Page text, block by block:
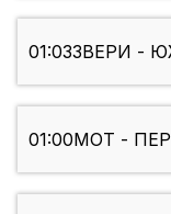
01:03ЗВЕРИ -
01:00МОТ -